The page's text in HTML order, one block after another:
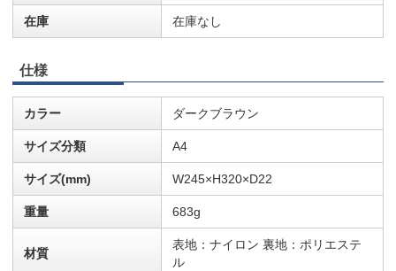
在庫 在庫なし
仕様
カラー ダークブラウン
サイズ分類 A4
サイズ(mm) W245×H320×D22
重量 683g
材質
表地：ナイロン 裏地：ポリエステ
ル